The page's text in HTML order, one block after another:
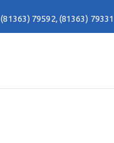
(81363) 79592,(81363) 79331